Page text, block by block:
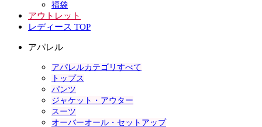
福袋
アウトレット
レディース TOP
アパレル
アパレルカテゴリすべて
トップス
パンツ
ジャケット・アウター
スーツ
オーバーオール・セットアップ